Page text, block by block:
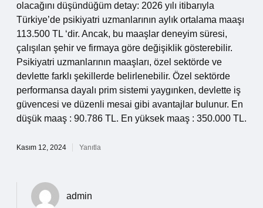
olacağını düşündüğüm detay: 2026 yılı itibarıyla
Türkiye’de psikiyatri uzmanlarının aylık ortalama maaşı
113.500 TL ‘dir. Ancak, bu maaşlar deneyim süresi,
çalışılan şehir ve firmaya göre değişiklik gösterebilir.
Psikiyatri uzmanlarının maaşları, özel sektörde ve
devlette farklı şekillerde belirlenebilir. Özel sektörde
performansa dayalı prim sistemi yaygınken, devlette iş
güvencesi ve düzenli mesai gibi avantajlar bulunur. En
düşük maaş : 90.786 TL. En yüksek maaş : 350.000 TL.
Kasım 12, 2024 Yanıtla
admin